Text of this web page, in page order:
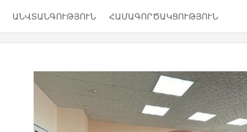
ԱՆՎՏԱՆԳՈՒԹՅՈՒՆ ՀԱՄԱԳՈՐԾԱԿՑՈՒԹՅՈՒՆ